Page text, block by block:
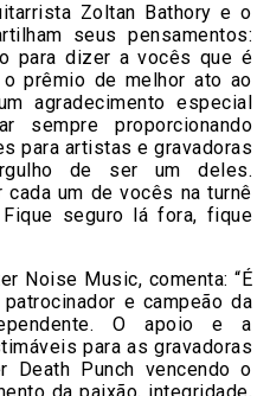
Zoltan Bathory e o
seus pensamentos:
para dizer a vocês que é
prêmio de melhor ato ao
agradecimento especial
sempre proporcionando
para artistas e gravadoras
de ser um deles.
um de vocês na turnê
seguro lá fora, fique
Noise Music, comenta: “É
e campeão da
O apoio e a
​​para as gravadoras
Death Punch vencendo o